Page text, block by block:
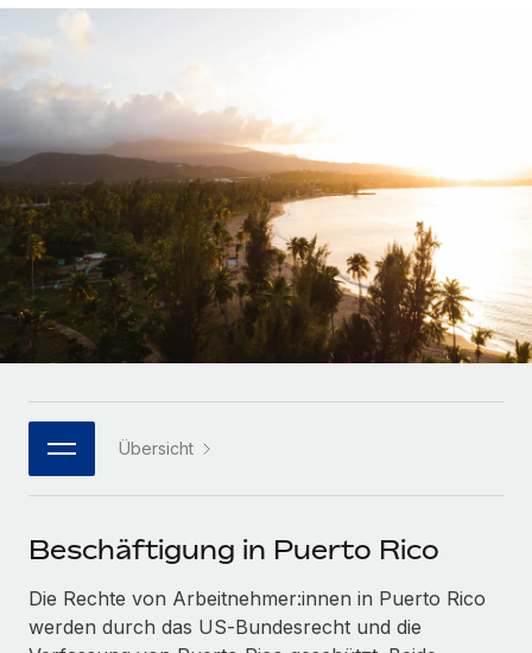
Globales Onboarding und Verwalten von
PEO
Auslagern von komplexen HR-Aufgaben
INFRASTRUKTUR
Remote Embedded
Nahtlose Integration der HR in bestehende Abläufe
Plattform
Integrierte HR-Kernfunktionen für dein Team
MCP
Integrationen
Tools
DIENSTLEISTUNGEN
Startups
Agile HR- und Payroll-Lösungen für wachsende
Unternehmen
Mittelstand
Maßgeschneiderte HR-Lösungen, um Teams zu
vergrößern
Enterprise
Globale HR für Konzerne und Großunternehmen
PARTNER WERDEN
Flexible Einbettung von Global-HR-Funktionen in deine
Partner werden
Entdecke die Möglichkeiten einer Partnerschaft
Remote Build
Demnächst verfügbar
Informationen zu möglichen Währungen und
Abwicklungsfristen für globale Freelancer:innen
LERNEN MIT REMOTE
Forschung und Leitfäden
Fallstudien
HR-Glossar
Bibliothek für Stellenbeschreibungen
Webinare
Events
Newsroom
Informationen zu Gehältern und Qualifikationen
Français
Deutsch
Español
Italiano
Português (Portugal)
한국어 Übersicht
Beschäftigung in Puerto Rico
Die Rechte von Arbeitnehmer:innen in Puerto Rico
werden durch das US‑Bundesrecht und die